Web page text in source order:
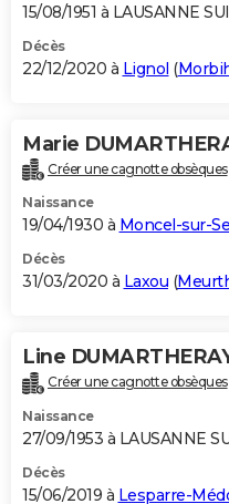
15/08/1951 à LAUSANNE
Décès
22/12/2020 à Lignol (
Marie
Créer une cagnotte obsèques
Naissance
19/04/1930 à Moncel-sur-
Décès
31/03/2020 à Laxou (
Line
Créer une cagnotte obsèques
Naissance
27/09/1953 à LAUSANNE
Décès
15/06/2019 à Lesparre-